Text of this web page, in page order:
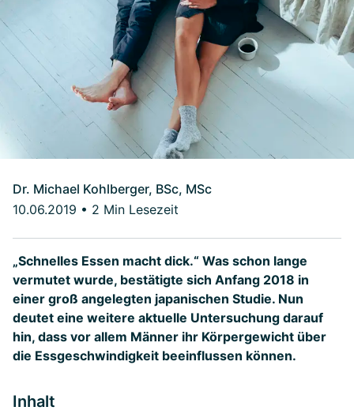
Dr. Michael Kohlberger, BSc, MSc
10.06.2019 • 2 Min Lesezeit
„Schnelles Essen macht dick.“ Was schon lange
vermutet wurde, bestätigte sich Anfang 2018 in
einer groß angelegten japanischen Studie. Nun
deutet eine weitere aktuelle Untersuchung darauf
hin, dass vor allem Männer ihr Körpergewicht über
die Essgeschwindigkeit beeinflussen können.
Inhalt